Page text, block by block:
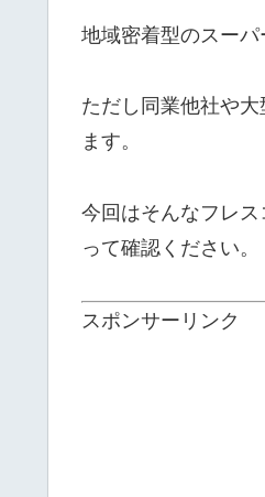
地域密着型のスーパ
ただし同業他社や
ます。
今回はそんなフレ
って確認ください。
スポンサーリンク